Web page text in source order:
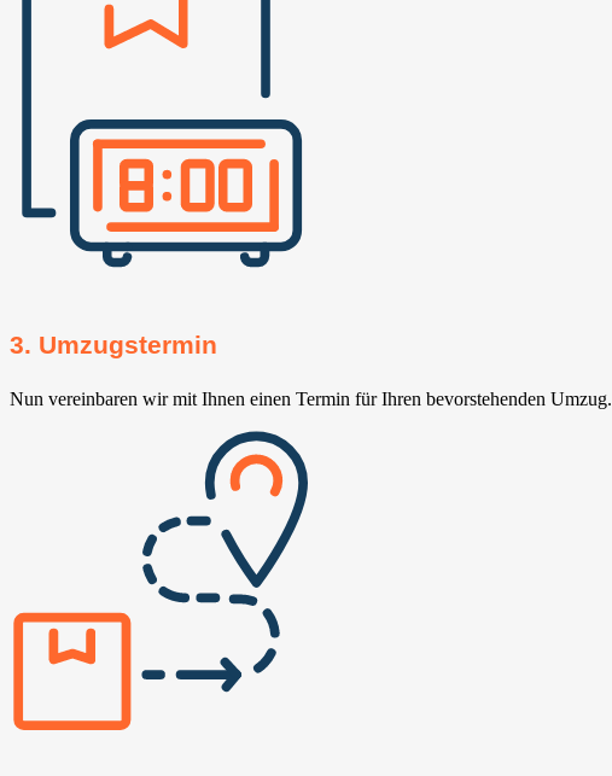
3. Umzugstermin
Nun vereinbaren wir mit Ihnen einen Termin für Ihren bevorstehenden Umzug.